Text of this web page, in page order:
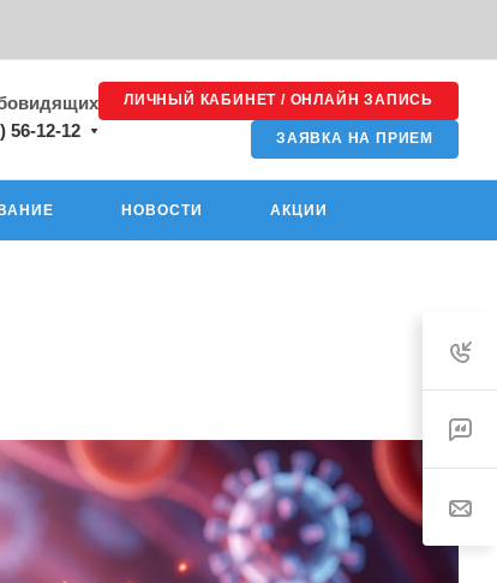
56-12-12
ЛИЧНЫЙ КАБИНЕТ / ОНЛАЙН ЗАПИСЬ
ЗАЯВКА НА ПРИЕМ
НОВОСТИ АКЦИИ